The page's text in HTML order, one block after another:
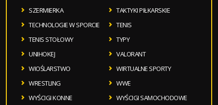
SZERMIERKA
TAKTYKI PIŁKARSKIE
TECHNOLOGIE W SPORCIE
TENIS
TENIS STOŁOWY
TYPY
UNIHOKEJ
VALORANT
WIOŚLARSTWO
WIRTUALNE SPORTY
WRESTLING
WWE
WYŚCIGI KONNE
WYŚCIGI SAMOCHODOWE